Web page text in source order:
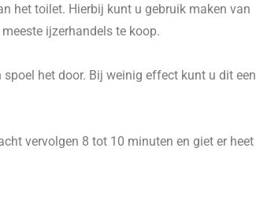
het toilet. Hierbij kunt u gebruik maken van
ijzerhandels te koop.
het door. Bij weinig effect kunt u dit een
vervolgen 8 tot 10 minuten en giet er heet